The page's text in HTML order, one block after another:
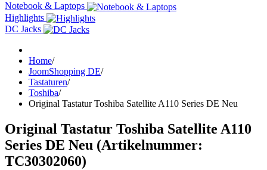
Notebook & Laptops
Highlights
DC Jacks
Home/
JoomShopping DE/
Tastaturen/
Toshiba/
Original Tastatur Toshiba Satellite A110 Series DE Neu
Original Tastatur Toshiba Satellite A110
Series DE Neu (Artikelnummer:
TC30302060)